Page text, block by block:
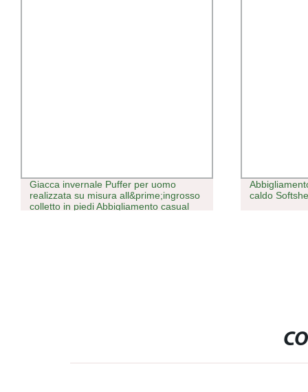
Giacca invernale Puffer per uomo
realizzata su misura all&prime;ingrosso
colletto in piedi Abbigliamento casual
caldo